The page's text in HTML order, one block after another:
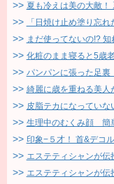
夏も冷えは美の大敵！
「日焼け止め塗り忘
まだ使ってないの!?
化粧のまま寝ると5歳
パンパンに張った足裏
綺麗に歳を重ねる美人
皮脂テカになっていな
生理中のむくみ顔 簡
印象−５才！ 首&デコ
エステティシャンが
エステティシャンが